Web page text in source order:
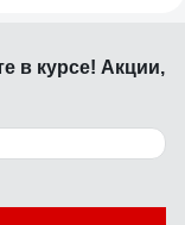
в курсе! Акции,